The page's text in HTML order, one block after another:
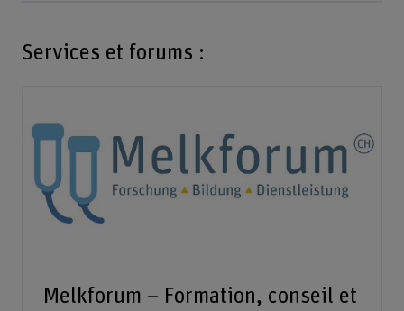
Services et forums :
Melkforum – Formation, conseil et